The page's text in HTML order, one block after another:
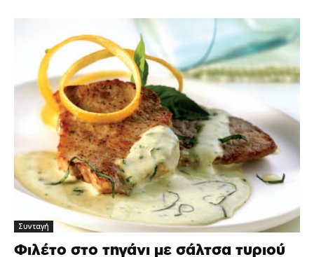
Συνταγή
Φιλέτο στο τηγάνι με σάλτσα τυριού